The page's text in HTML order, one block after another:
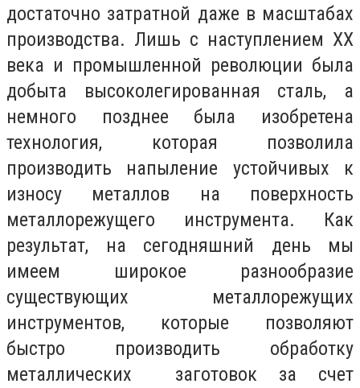
достаточно затратной даже в масштабах
производства. Лишь с наступлением ХХ
века и промышленной революции была
добыта высоколегированная сталь, а
немного позднее была изобретена
технология, которая позволила
производить напыление устойчивых к
износу металлов на поверхность
металлорежущего инструмента. Как
результат, на сегодняшний день мы
имеем широкое разнообразие
существующих металлорежущих
инструментов, которые позволяют
быстро производить обработку
металлических заготовок за счет